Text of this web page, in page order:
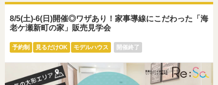
8/5(土)-6(日)開催◎ワザあり！家事導線にこだわった「海
老ケ瀬新町の家」販売見学会
予約制 見るだけOK モデルハウス 開催終了